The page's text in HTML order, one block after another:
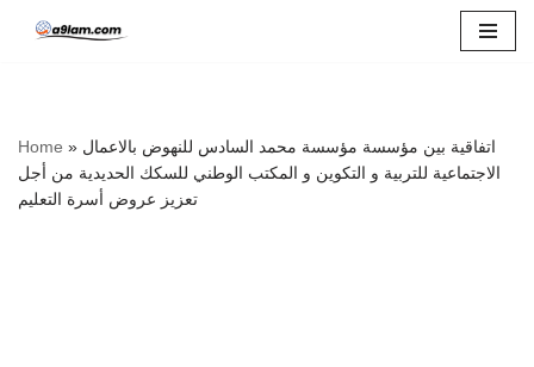
Home » اتفاقية بين مؤسسة مؤسسة محمد السادس للنهوض بالاعمال
الاجتماعية للتربية و التكوين و المكتب الوطني للسكك الحديدية من أجل
تعزيز عروض أسرة التعليم